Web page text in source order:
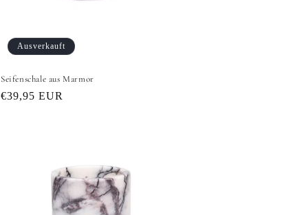
Ausverkauft
Seifenschale aus Marmor
Normaler
€39,95 EUR